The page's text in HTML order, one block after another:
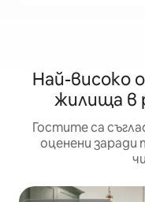
Най-високо
жилища в
Гостите са
оценени